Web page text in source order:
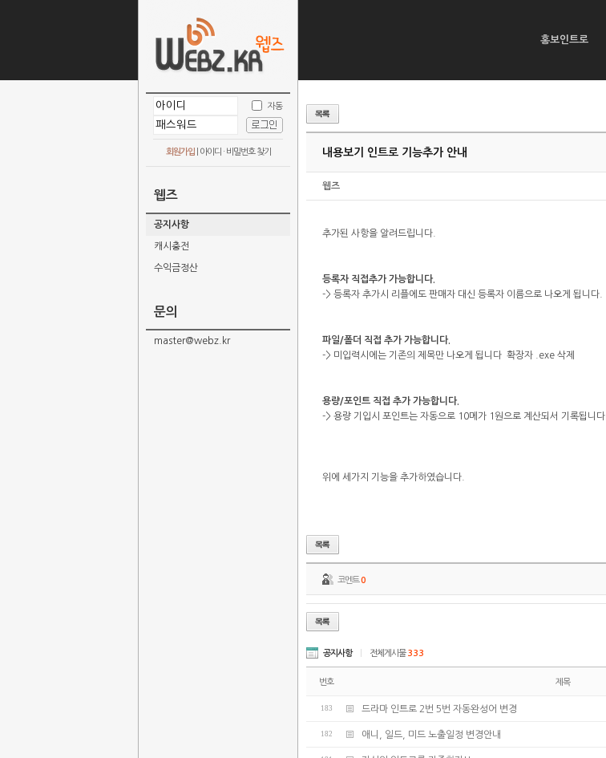
홍보인트로
자동
회원가입| 아이디 · 비밀번호 찾기
웹즈
공지사항
캐시충전
수익금정산
문의
master@webz.kr
내용보기 인트로 기능추가 안내
웹즈
추가된 사항을 알려드립니다.
등록자 직접추가 가능합니다.
-> 등록자 추가시 리플에도 판매자 대신 등록자 이름으로 나오게 됩니다.
파일/폴더 직접 추가 가능합니다.
-> 미입력시에는 기존의 제목만 나오게 됩니다 확장자 .exe 삭제
용량/포인트 직접 추가 가능합니다.
-> 용량 기입시 포인트는 자동으로 10메가 1원으로 계산되서 기록됩니다.
위에 세가지 기능을 추가하였습니다.
코멘트0
공지사항 전체게시물333
번호 제목
183 드라마 인트로 2번 5번 자동완성어 변경
182 애니, 일드, 미드 노출일정 변경안내